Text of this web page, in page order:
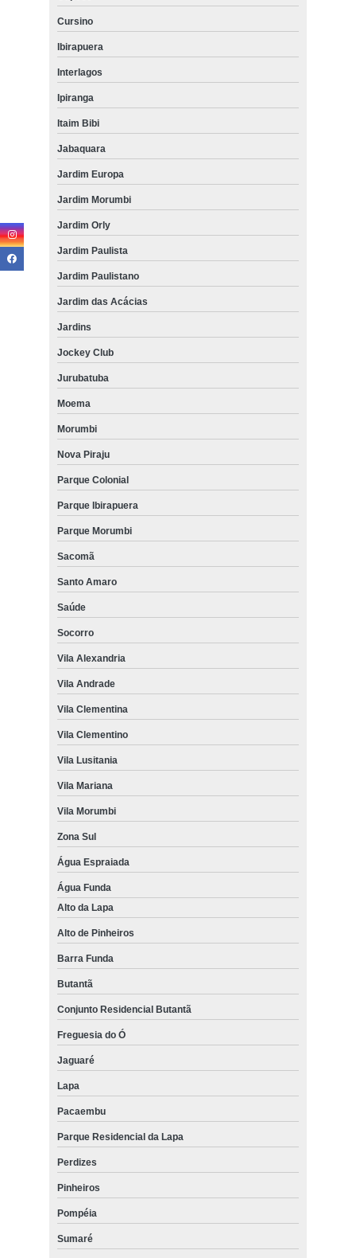
Cursino
Ibirapuera
Interlagos
Ipiranga
Itaim Bibi
Jabaquara
Jardim Europa
Jardim Morumbi
Jardim Orly
Jardim Paulista
Jardim Paulistano
Jardim das Acácias
Jardins
Jockey Club
Jurubatuba
Moema
Morumbi
Nova Piraju
Parque Colonial
Parque Ibirapuera
Parque Morumbi
Sacomã
Santo Amaro
Saúde
Socorro
Vila Alexandria
Vila Andrade
Vila Clementina
Vila Clementino
Vila Lusitania
Vila Mariana
Vila Morumbi
Zona Sul
Água Espraiada
Água Funda
Alto da Lapa
Alto de Pinheiros
Barra Funda
Butantã
Conjunto Residencial Butantã
Freguesia do Ó
Jaguaré
Lapa
Pacaembu
Parque Residencial da Lapa
Perdizes
Pinheiros
Pompéia
Sumaré